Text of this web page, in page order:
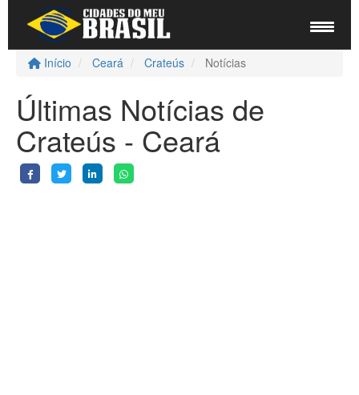
Início Ceará Crateús Notícias
Últimas Notícias de
Crateús - Ceará